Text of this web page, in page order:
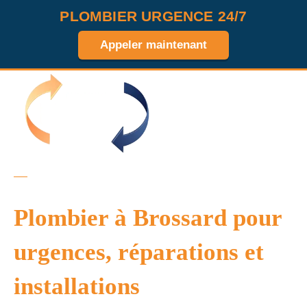
PLOMBIER URGENCE 24/7
Appeler maintenant
Plombier à Brossard pour
urgences, réparations et
installations